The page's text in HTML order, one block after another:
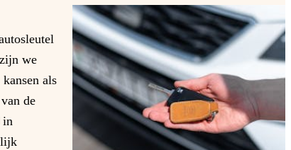
we
als
de
in